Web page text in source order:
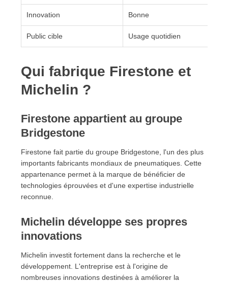
Innovation Bonne
Public cible Usage quotidien
Qui fabrique Firestone et
Michelin ?
Firestone appartient au groupe
Bridgestone
Firestone fait partie du groupe Bridgestone, l'un des plus
importants fabricants mondiaux de pneumatiques. Cette
appartenance permet à la marque de bénéficier de
technologies éprouvées et d'une expertise industrielle
reconnue.
Michelin développe ses propres
innovations
Michelin investit fortement dans la recherche et le
développement. L'entreprise est à l'origine de
nombreuses innovations destinées à améliorer la